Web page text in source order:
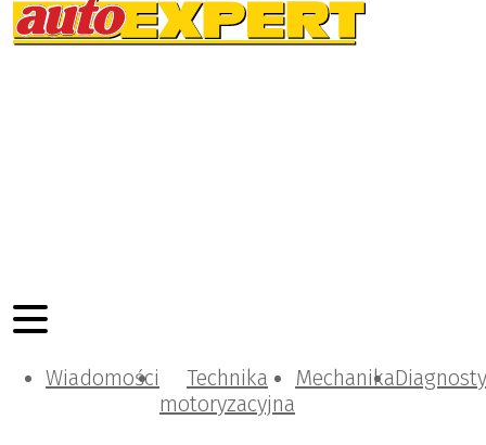
Wiadomości
Technika
motoryzacyjna
Mechanika